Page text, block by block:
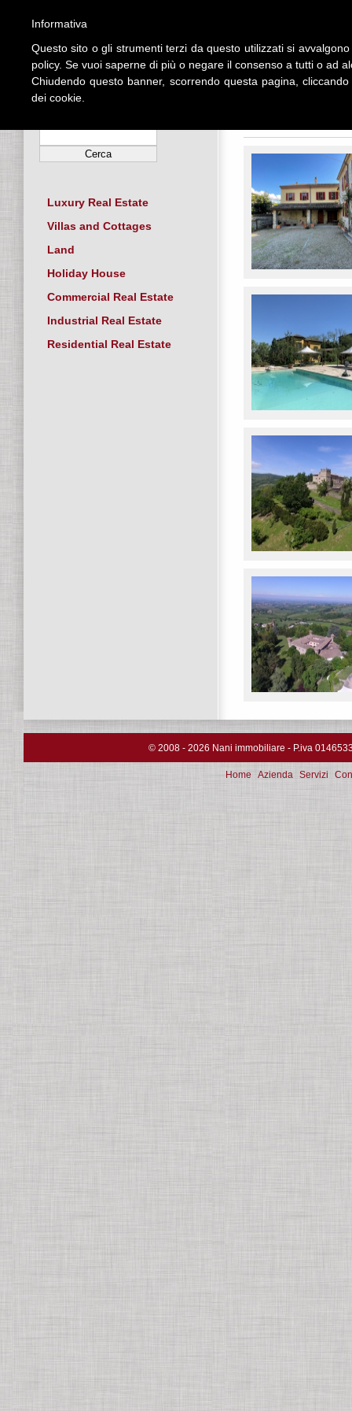
HOME
Luxury Real Estate
Villas and Cottages
Land
Holiday House
Commercial Real Estate
Industrial Real Estate
Residential Real Estate
© 2008 - 2026 Nani immobiliare - P.iva
Home Azienda Servizi
Informativa
Questo sito o gli strumenti terzi da questo utilizzati si
policy. Se vuoi saperne di più o negare il consenso a tutti o ad
Chiudendo questo banner, scorrendo questa pagina,
dei cookie.